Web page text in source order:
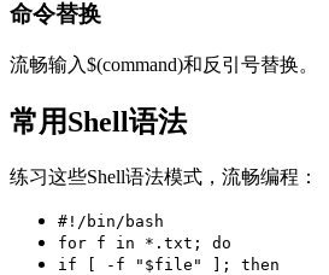
命令替换
流畅输入$(command)和反引号替换。
常用Shell语法
练习这些Shell语法模式，流畅编程：
#!/bin/bash
for f in *.txt; do
if [ -f "$file" ]; then